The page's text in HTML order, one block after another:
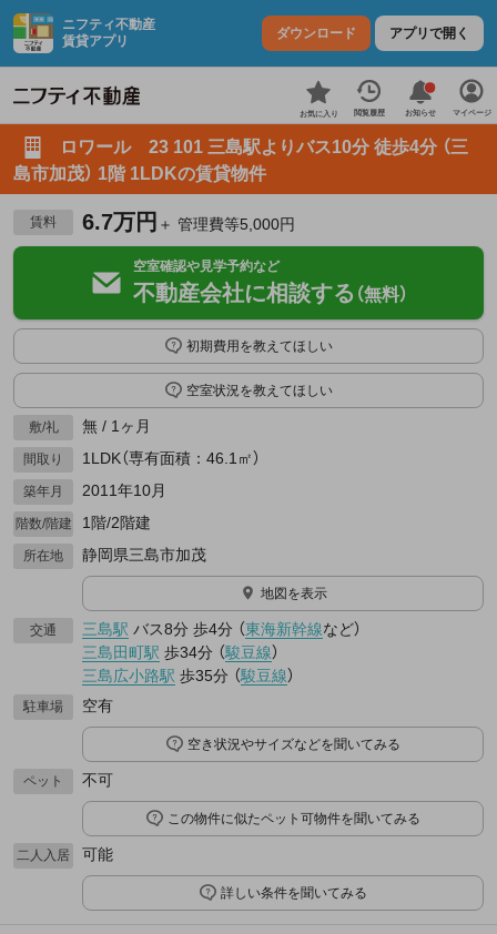
ニフティ不動産
賃貸アプリ
ダウンロード アプリで開く
お気に入り 閲覧履歴 お知らせ マイページ
ロワール 23 101 三島駅よりバス10分 徒歩4分 （三
島市加茂） 1階 1LDKの賃貸物件
賃料 6.7万円 ＋ 管理費等5,000円
空室確認や見学予約など
不動産会社に相談する （無料）
初期費用を教えてほしい
空室状況を教えてほしい
敷/礼 無 / 1ヶ月
間取り 1LDK（専有面積：46.1㎡）
築年月 2011年10月
階数/階建 1階/2階建
所在地 静岡県三島市加茂
地図を表示
交通 三島駅 バス8分 歩4分 （東海新幹線など）
三島田町駅 歩34分 （駿豆線）
三島広小路駅 歩35分 （駿豆線）
駐車場 空有
空き状況やサイズなどを聞いてみる
ペット 不可
この物件に似たペット可物件を聞いてみる
二人入居 可能
詳しい条件を聞いてみる